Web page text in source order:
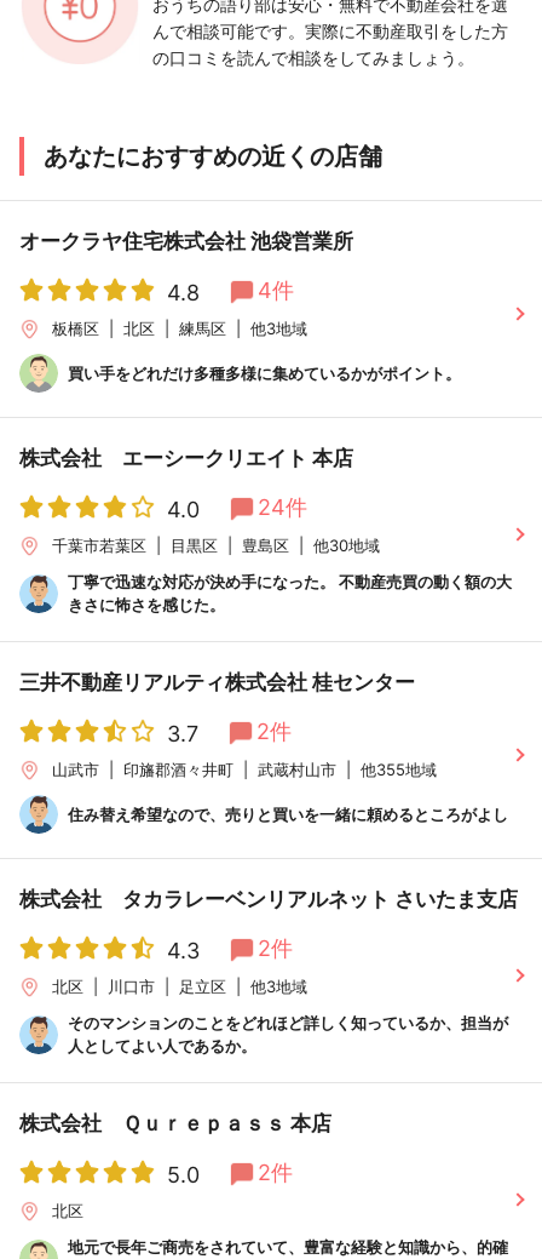
おうちの語り部は安心・無料で不動産会社を選
んで相談可能です。実際に不動産取引をした方
の口コミを読んで相談をしてみましょう。
あなたにおすすめの近くの店舗
オークラヤ住宅株式会社 池袋営業所
4.8 4件
板橋区 北区 練馬区 他3地域
買い手をどれだけ多種多様に集めているかがポイント。
株式会社 エーシークリエイト 本店
4.0 24件
千葉市若葉区 目黒区 豊島区
他30地域
丁寧で迅速な対応が決め手になった。 不動産売買の動く額の大
きさに怖さを感じた。
三井不動産リアルティ株式会社 桂センター
3.7 2件
山武市 印旛郡酒々井町 武蔵村山市 他355地域
住み替え希望なので、売りと買いを一緒に頼めるところがよし
株式会社 タカラレーベンリアルネット さいたま支店
4.3 2件
北区 川口市 足立区
他3地域
そのマンションのことをどれほど詳しく知っているか、担当が
人としてよい人であるか。
株式会社 Ｑｕｒｅｐａｓｓ 本店
5.0 2件
北区
地元で長年ご商売をされていて、豊富な経験と知識から、的確